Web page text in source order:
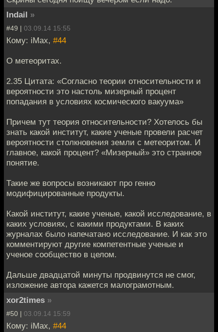
Indail »
#49 | 03.09.14 15:55
Кому: iMax, #44
О метеоритах.
2.35 Цитата: «Согласно теории относительности и
вероятности это настоль мизерный процент
попадания в условиях космического вакуума»
Причем тут теория относительности? Хотелось бы
знать какой институт, какие ученые провели расчет
вероятности столкновения земли с метеоритом. И
главное, какой процент? «Мизерный» это странное
понятие.
Такие же вопросы возникают про генно
модифицированные продукты.
Какой институт, какие ученые, какой исследование, в
каких условиях, с какими продуктами. В каких
журналах было напечатано исследование. И как это
комментируют другие компетентные ученые и
ученое сообщество в целом.
Дальше двадцатой минуты продвинутся не смог,
изложение автора кажется малограмотным.
xor2times »
#50 | 03.09.14 15:59
Кому: iMax, #44